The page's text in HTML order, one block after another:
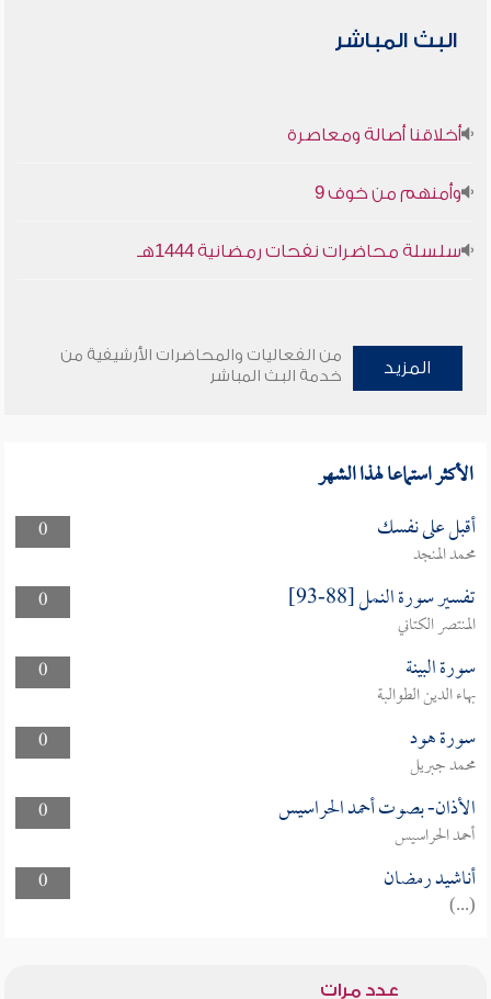
البث المباشر
أخلاقنا أصالة ومعاصرة
وأمنهم من خوف 9
سلسلة محاضرات نفحات رمضانية 1444هـ
المزيد
من الفعاليات والمحاضرات الأرشيفية من
خدمة البث المباشر
الأكثر استماعا لهذا الشهر
0 أقبل على نفسك
محمد المنجد
0
تفسير سورة النمل [88-93]
المنتصر الكتاني
0
سورة البينة
بهاء الدين الطوالبة
0
سورة هود
محمد جبريل
0
الأذان- بصوت أحمد الحراسيس
أحمد الحراسيس
0
أناشيد رمضان
(...)
عدد مرات